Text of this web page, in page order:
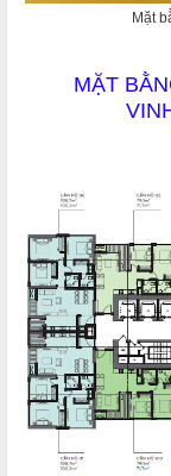
Mặt
MẶT